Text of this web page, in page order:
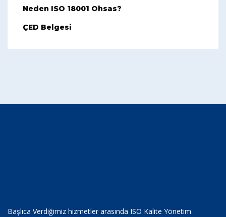
Neden ISO 18001 Ohsas?
ÇED Belgesi
Başlıca Verdiğimiz hizmetler arasında ISO Kalite Yönetim